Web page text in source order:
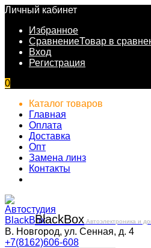
Личный кабинет
Избранное
СравнениеТовар в
Вход
Регистрация
0
Каталог товаров
Главная
Оплата
Доставка
Опт
Замена линз
Контакты
BlackBox Автоэлектроника и
В. Новгород, ул. Сенная, д. 4
+7(8162)606-608